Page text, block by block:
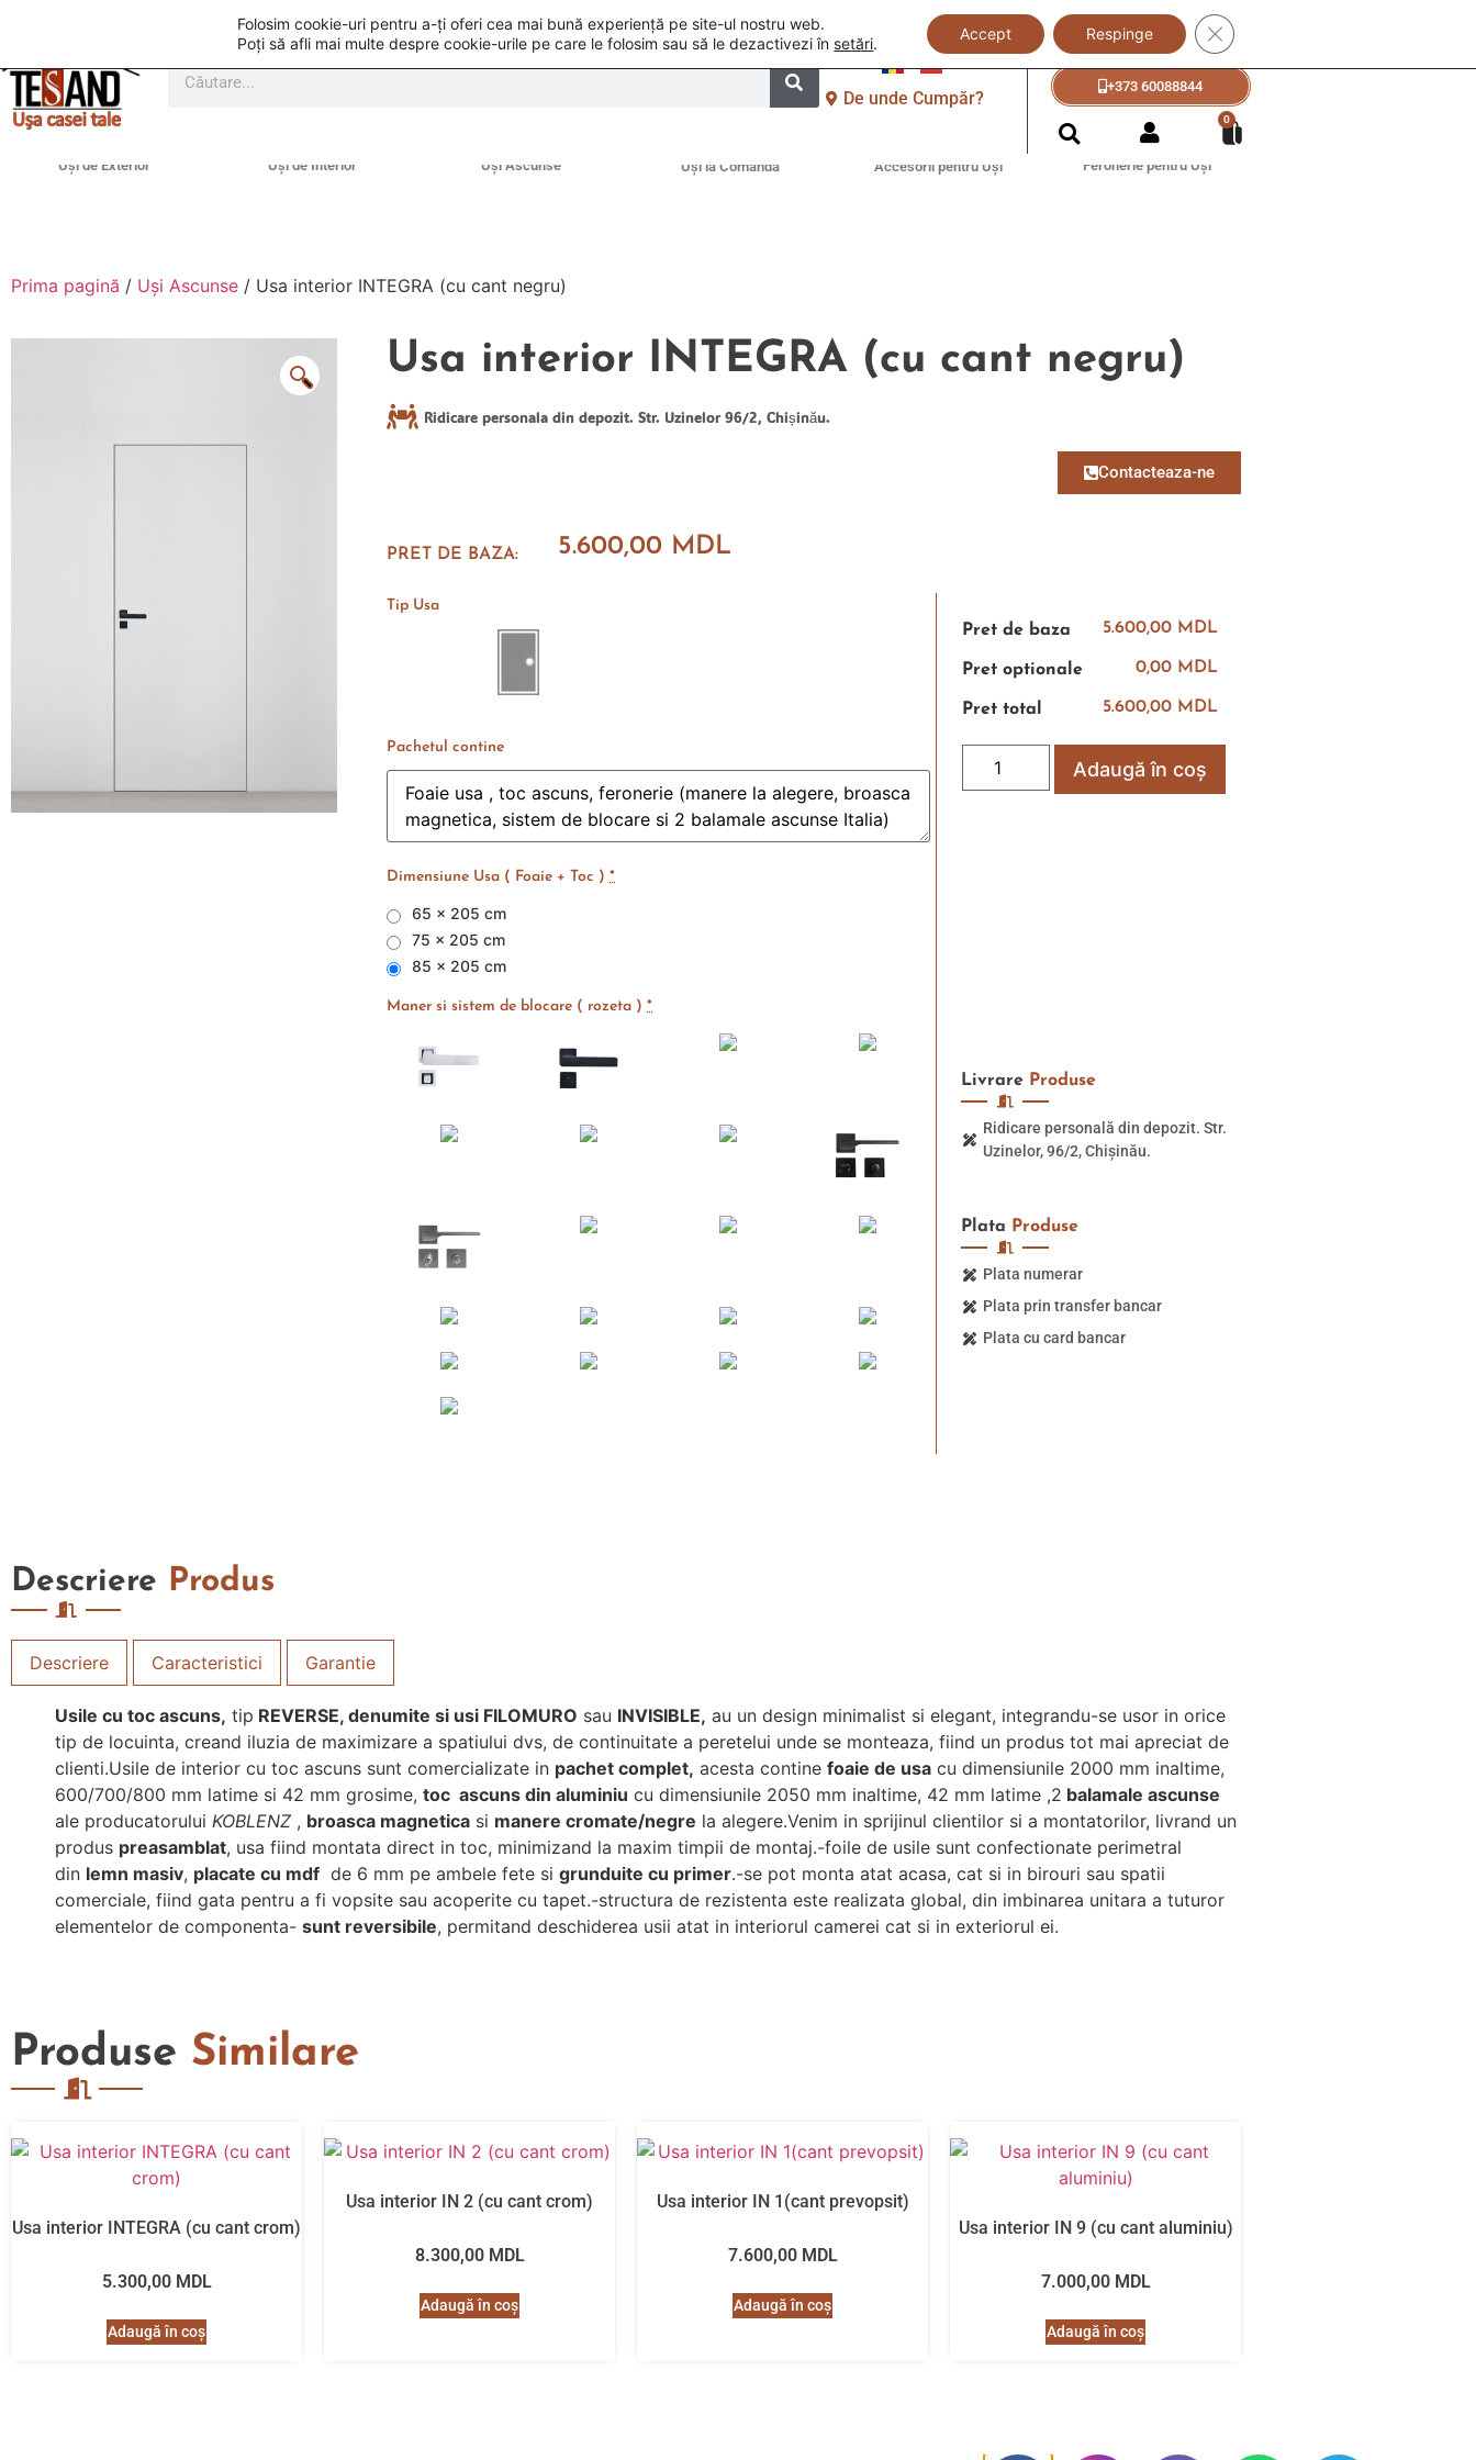
De unde Cumpăr?
+373 60088833
+373 60088844
0
Uși de Exterior Uși de Interior Uși Ascunse Uși la Comandă Accesorii pentru Uși Feronerie pentru Uși
Prima pagină / Uși Ascunse / Usa interior INTEGRA (cu cant negru)
Usa interior INTEGRA (cu cant negru)
Ridicare personala din depozit. Str. Uzinelor 96/2, Chișinău.
Contacteaza-ne
PRET DE BAZA: 5.600,00 MDL
Tip Usa
Pachetul contine
Dimensiune Usa ( Foaie + Toc ) *
65 x 205 cm
75 x 205 cm
85 x 205 cm
Maner si sistem de blocare ( rozeta ) *
Pret de baza 5.600,00 MDL
Pret optionale 0,00 MDL
Pret total 5.600,00 MDL
Adaugă în coș
Descriere Produs
Descriere Caracteristici Garantie
Usile cu toc ascuns, tip REVERSE, denumite si usi FILOMURO sau INVISIBLE, au un design minimalist si elegant, integrandu-se usor in orice
tip de locuinta, creand iluzia de maximizare a spatiului dvs, de continuitate a peretelui unde se monteaza, fiind un produs tot mai apreciat de
clienti.Usile de interior cu toc ascuns sunt comercializate in pachet complet, acesta contine foaie de usa cu dimensiunile 2000 mm inaltime,
600/700/800 mm latime si 42 mm grosime, toc ascuns din aluminiu cu dimensiunile 2050 mm inaltime, 42 mm latime ,2 balamale ascunse
ale producatorului KOBLENZ , broasca magnetica si manere cromate/negre la alegere.Venim in sprijinul clientilor si a montatorilor, livrand un
produs preasamblat, usa fiind montata direct in toc, minimizand la maxim timpii de montaj.-foile de usile sunt confectionate perimetral
din lemn masiv, placate cu mdf de 6 mm pe ambele fete si grunduite cu primer.-se pot monta atat acasa, cat si in birouri sau spatii
comerciale, fiind gata pentru a fi vopsite sau acoperite cu tapet.-structura de rezistenta este realizata global, din imbinarea unitara a tuturor
elementelor de componenta- sunt reversibile, permitand deschiderea usii atat in interiorul camerei cat si in exteriorul ei.
Livrare Produse
Ridicare personală din depozit. Str.
Uzinelor, 96/2, Chișinău.
Plata Produse
Plata numerar
Plata prin transfer bancar
Plata cu card bancar
Produse Similare
Usa interior INTEGRA (cu cant crom)
5.300,00 MDL
Adaugă în coș
Usa interior IN 2 (cu cant crom)
8.300,00 MDL
Adaugă în coș
Usa interior IN 1(cant prevopsit)
7.600,00 MDL
Adaugă în coș
Usa interior IN 9 (cu cant aluminiu)
7.000,00 MDL
Adaugă în coș
Folosim cookie-uri pentru a-ți oferi cea mai bună experiență pe site-ul nostru web.
Poți să afli mai multe despre cookie-urile pe care le folosim sau să le dezactivezi în setări.
Accept Respinge Close GDPR Cookie Banner